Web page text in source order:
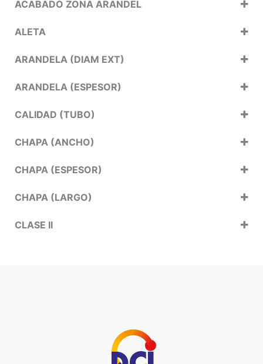
ACABADO ZONA ARANDEL
ALETA
ARANDELA (DIAM EXT)
ARANDELA (ESPESOR)
CALIDAD (TUBO)
CHAPA (ANCHO)
CHAPA (ESPESOR)
CHAPA (LARGO)
CLASE II